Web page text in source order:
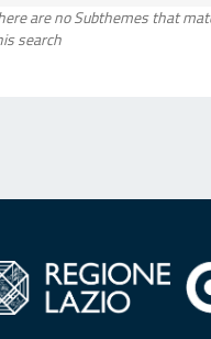
are no Subthemes that
search